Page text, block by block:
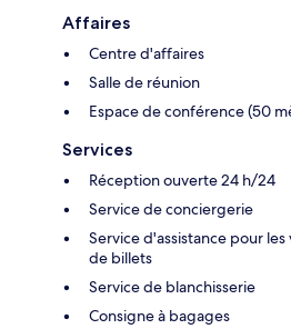
Affaires
Centre d'affaires
Salle de réunion
Espace de conférence (50
Services
Réception ouverte 24 h/24
Service de conciergerie
Service d'assistance pour
de billets
Service de blanchisserie
Consigne à bagages